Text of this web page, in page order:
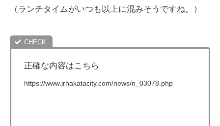
（ランチタイムがいつも以上に混みそうですね。）
正確な内容はこちら
https://www.jrhakatacity.com/news/n_03078.php